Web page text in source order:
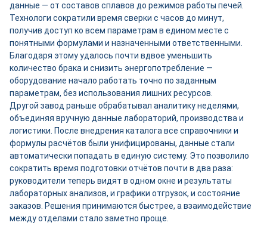
данные — от составов сплавов до режимов работы печей.
Технологи сократили время сверки с часов до минут,
получив доступ ко всем параметрам в едином месте с
понятными формулами и назначенными ответственными.
Благодаря этому удалось почти вдвое уменьшить
количество брака и снизить энергопотребление —
оборудование начало работать точно по заданным
параметрам, без использования лишних ресурсов.
Другой завод раньше обрабатывал аналитику неделями,
объединяя вручную данные лабораторий, производства и
логистики. После внедрения каталога все справочники и
формулы расчётов были унифицированы, данные стали
автоматически попадать в единую систему. Это позволило
сократить время подготовки отчётов почти в два раза:
руководители теперь видят в одном окне и результаты
лабораторных анализов, и графики отгрузок, и состояние
заказов. Решения принимаются быстрее, а взаимодействие
между отделами стало заметно проще.